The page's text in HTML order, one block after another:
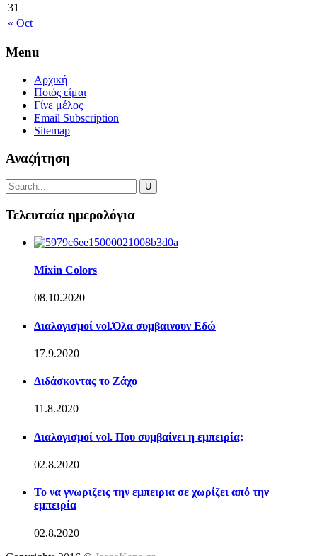
« Oct
31
Menu
Αρχική
Ποιός είμαι
Γίνε μέλος
Email Subscription
Sitemap
Αναζήτηση
Τελευταία ημερολόγια
Mixin Colors
08.10.2020
Διαλογισμοί vol.Όλα συμβαινουν Εδώ
17.9.2020
Διδάσκοντας το Ζάχο
11.8.2020
Διαλογισμοί vol. Που συμβαίνει η εμπειρία;
02.8.2020
Το να γνωριζεις την εμπειρια σε χωρίζει από την
εμπειρία
02.8.2020